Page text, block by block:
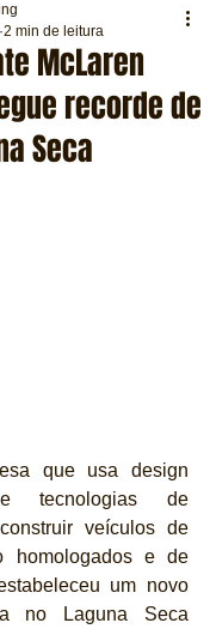
McLaren
recorde de
Seca
2 min de leitura
de 5 estrelas.
que usa design
e tecnologias de
veículos de
homologados e de
um novo
no Laguna Seca